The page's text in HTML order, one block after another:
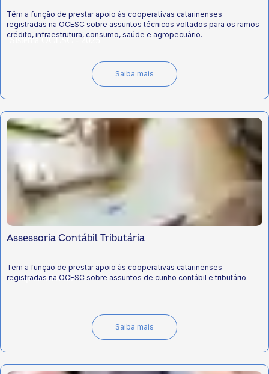
Sistema OCESC - 2025
2025: Ano internacional das cooperativas
Coop na COP30
Têm a função de prestar apoio às cooperativas catarinenses
registradas na OCESC sobre assuntos técnicos voltados para os ramos
crédito, infraestrutura, consumo, saúde e agropecuário.
Saiba mais
Assessoria Contábil Tributária
Tem a função de prestar apoio às cooperativas catarinenses
registradas na OCESC sobre assuntos de cunho contábil e tributário.
Saiba mais